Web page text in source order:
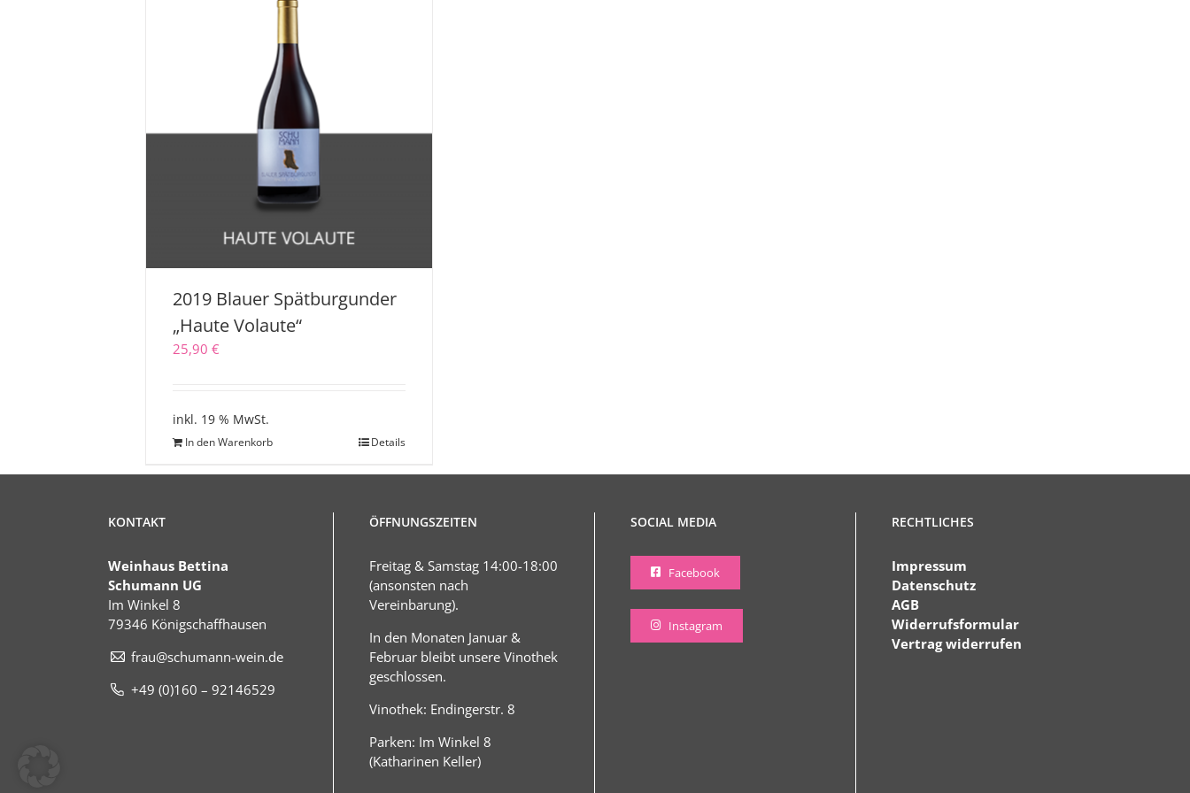
2019 Blauer Spätburgunder
„Haute Volaute“
25,90€
inkl. 19 % MwSt.
In den Warenkorb Details
KONTAKT
Weinhaus Bettina
Schumann UG
Im Winkel 8
79346 Königschaffhausen
frau@schumann-wein.de
+49 (0)160 – 92146529
ÖFFNUNGSZEITEN
Freitag & Samstag 14:00-18:00
(ansonsten nach
Vereinbarung).
In den Monaten Januar &
Februar bleibt unsere Vinothek
geschlossen.
Vinothek: Endingerstr. 8
Parken: Im Winkel 8
(Katharinen Keller)
SOCIAL MEDIA
Facebook
Instagram
RECHTLICHES
Impressum
Datenschutz
AGB
Widerrufsformular
Vertrag widerrufen